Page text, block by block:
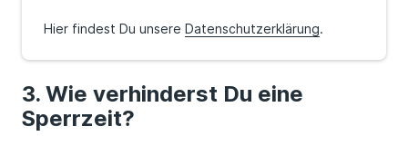
Hier findest Du unsere Datenschutzerklärung.
Wie verhinderst Du eine
Sperrzeit?